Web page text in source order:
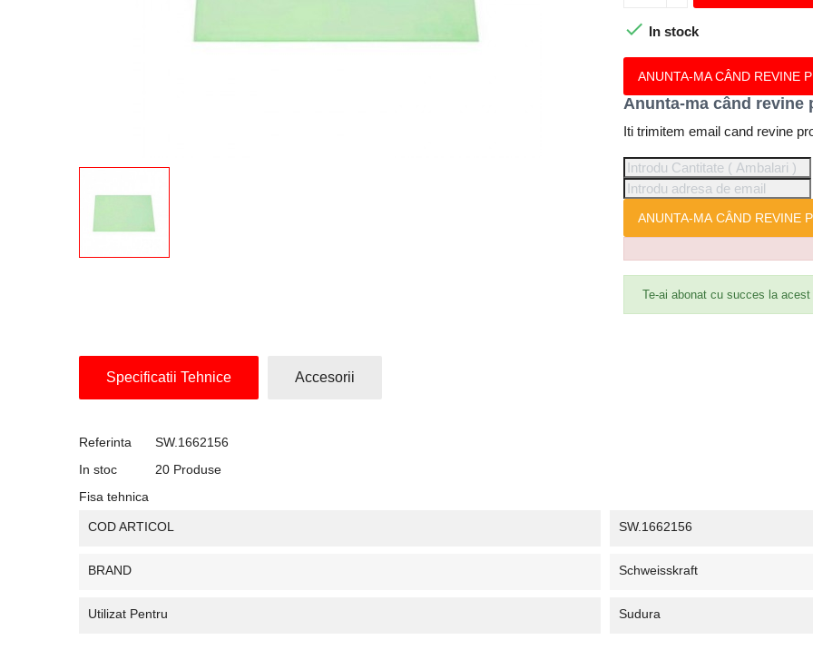
 In stock
ANUNTA-MA CÂND REVINE
Anunta-ma când revine
Iti trimitem email cand revine
ANUNTA-MA CÂND REVINE
Te-ai abonat cu succes la acest
Specificatii Tehnice Accesorii
Referinta
SW.1662156
In stoc
20 Produse
Fisa tehnica
COD ARTICOL SW.1662156
BRAND Schweisskraft
Utilizat Pentru Sudura